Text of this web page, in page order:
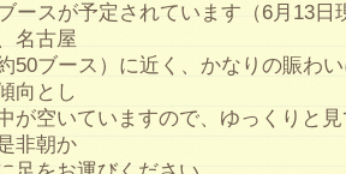
ースが予定されています（6月13日
名古屋
50ブース）に近く、かなりの賑わ
向とし
が空いていますので、ゆっくりと
非朝か